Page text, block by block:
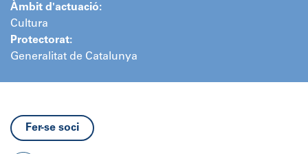
Àmbit d'actuació:
Cultura
Protectorat:
Generalitat de Catalunya
Fer-se soci